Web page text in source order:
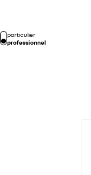
particulier
professionnel